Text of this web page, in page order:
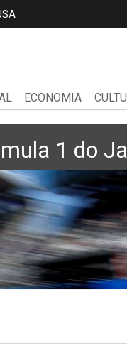
ECONOMIA
1 do